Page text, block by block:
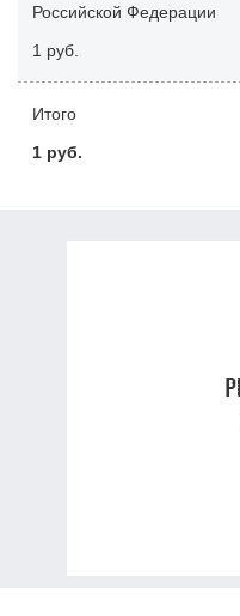
Российской Федерации
1 руб.
Итого
1 руб.